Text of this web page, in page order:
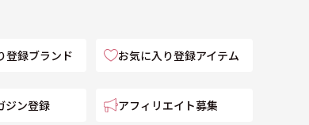
登録ブランド お気に入り登録アイテム
ジン登録 アフィリエイト募集